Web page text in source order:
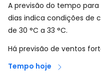
A previsão do tempo
dias indica condições de
de 30 °C a 33 °C.
Há previsão de ventos
Tempo hoje